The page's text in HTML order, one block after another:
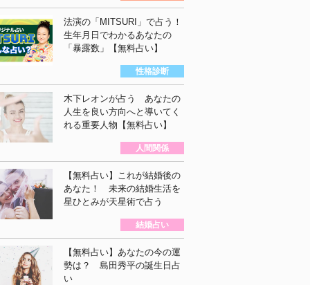
法演の「MITSURI」で占う！
生年月日でわかるあなたの
「暴露数」【無料占い】
性格診断
木下レオンが占う あなたの
人生を良い方向へと導いてく
れる重要人物【無料占い】
人間関係
【無料占い】これが結婚後の
あなた！ 未来の結婚生活を
星ひとみが天星術で占う
結婚占い
【無料占い】あなたの今の運
勢は？ 島田秀平の誕生日占
い